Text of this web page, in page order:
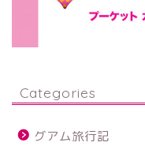
Categories
グアム旅行記